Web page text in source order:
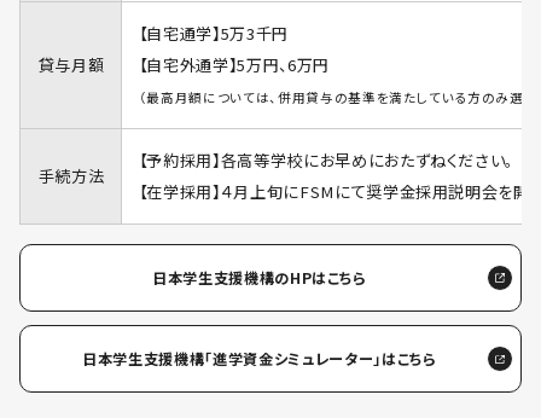
貸与月額
【自宅通学】5万3千円
【自宅外通学】5万円、6万円
（最高月額については、併用貸与の基準を満たしている方のみ選択
手続方法
【予約採用】各高等学校にお早めにおたずねください。
【在学採用】４月上旬にFSMにて奨学金採用説明会を開
日本学生支援機構のHPはこちら
日本学生支援機構「進学資金シミュレーター」はこちら